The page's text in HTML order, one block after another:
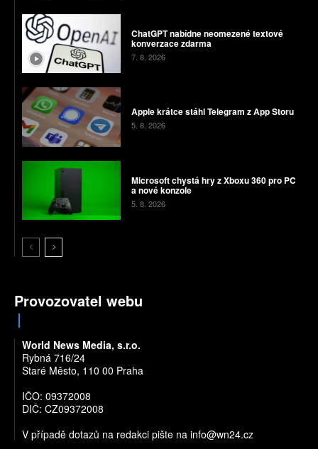
ChatGPT nabídne neomezené textové
konverzace zdarma
7. 8. 2026
Apple krátce stáhl Telegram z App Storu
5. 8. 2026
Microsoft chystá hry z Xboxu 360 pro PC
a nové konzole
5. 8. 2026
Provozovatel webu
World News Media, s.r.o.
Rybná 716/24
Staré Město, 110 00 Praha
IČO: 09372008
DIČ: CZ09372008
V případě dotazů na redakci pište na info@wn24.cz